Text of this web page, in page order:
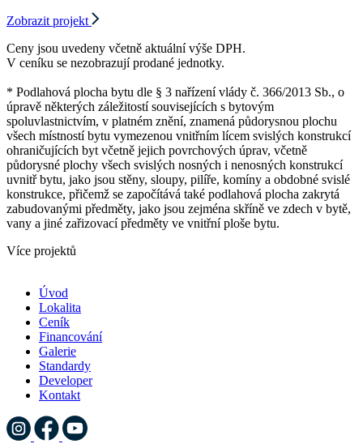
Zobrazit projekt
Ceny jsou uvedeny včetně aktuální výše DPH.
V ceníku se nezobrazují prodané jednotky.
* Podlahová plocha bytu dle § 3 nařízení vlády č. 366/2013 Sb., o
úpravě některých záležitostí souvisejících s bytovým
spoluvlastnictvím, v platném znění, znamená půdorysnou plochu
všech místností bytu vymezenou vnitřním lícem svislých konstrukcí
ohraničujících byt včetně jejich povrchových úprav, včetně
půdorysné plochy všech svislých nosných i nenosných konstrukcí
uvnitř bytu, jako jsou stěny, sloupy, pilíře, komíny a obdobné svislé
konstrukce, přičemž se započítává také podlahová plocha zakrytá
zabudovanými předměty, jako jsou zejména skříně ve zdech v bytě,
vany a jiné zařizovací předměty ve vnitřní ploše bytu.
Více projektů
Úvod
Lokalita
Ceník
Financování
Galerie
Standardy
Developer
Kontakt